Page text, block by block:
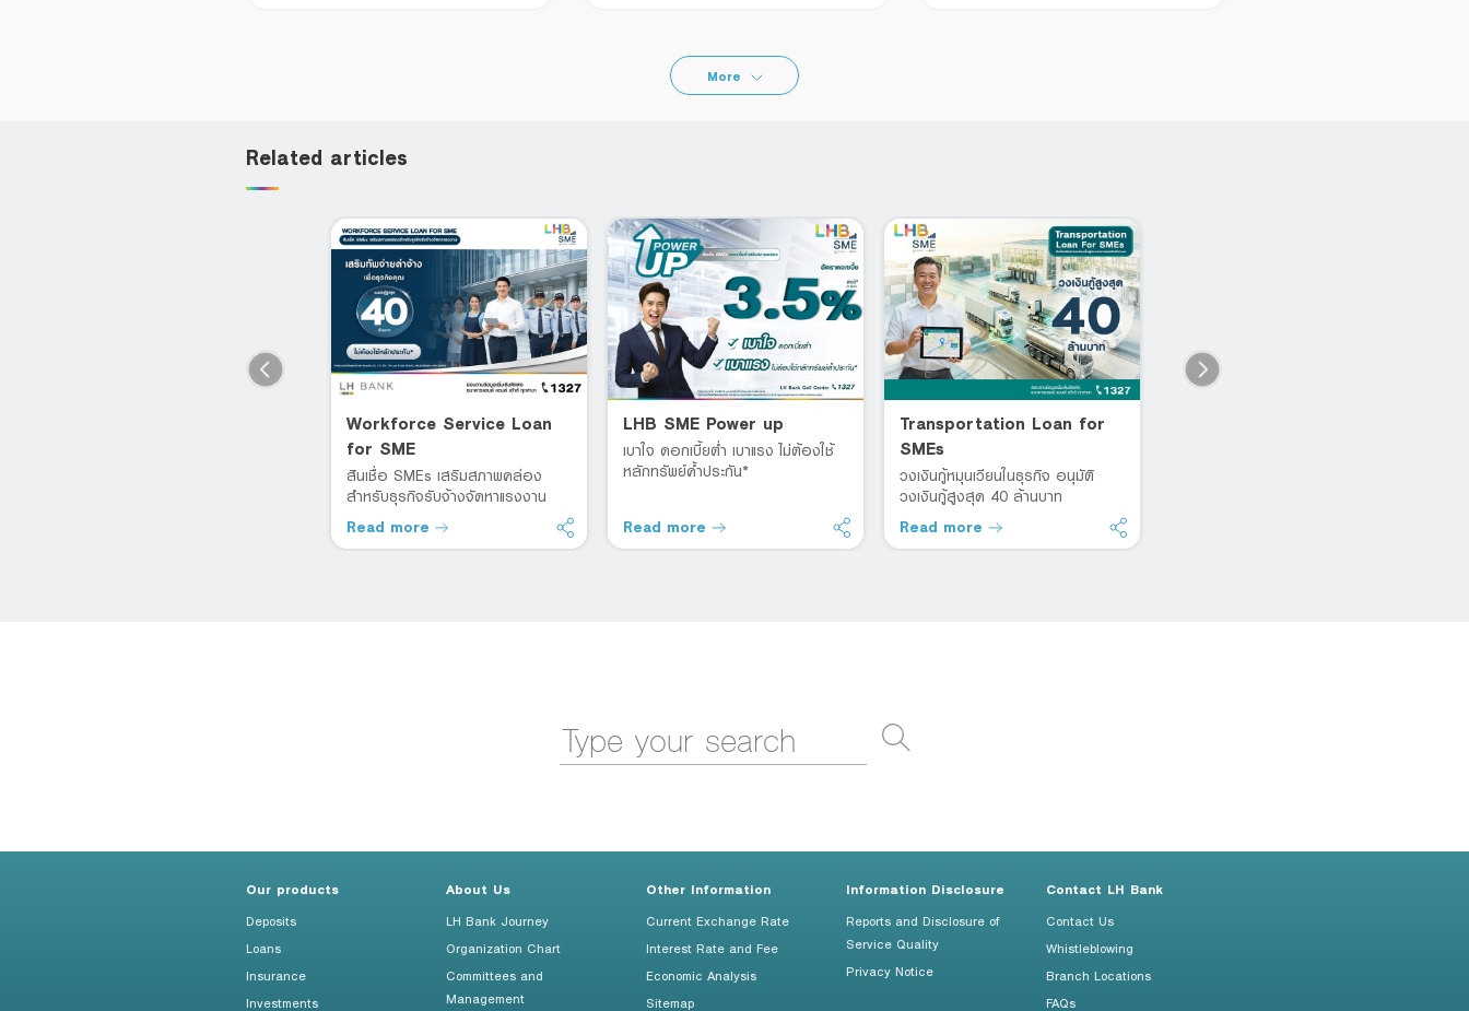
More
Related articles
Workforce Service Loan
for SME
สินเชื่อ SMEs เสริมสภาพคล่อง
สำหรับธุรกิจรับจ้างจัดหาแรงงาน
Read more
LHB SME Power up
เบาใจ ดอกเบี้ยต่ำ เบาแรง ไม่ต้องใช้
หลักทรัพย์ค้ำประกัน*
Read more
Transportation Loan for
SMEs
วงเงินกู้หมุนเวียนในธุรกิจ อนุมัติ
วงเงินกู้สูงสุด 40 ล้านบาท
Read more
Our products
Deposits
Loans
Insurance
Investments
About Us
LH Bank Journey
Organization Chart
Committees and
Management
Other Information
Current Exchange Rate
Interest Rate and Fee
Economic Analysis
Sitemap
Information Disclosure
Reports and Disclosure of
Service Quality
Privacy Notice
Contact LH Bank
Contact Us
Whistleblowing
Branch Locations
FAQs